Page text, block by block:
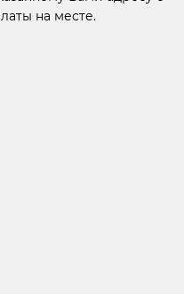
на месте.